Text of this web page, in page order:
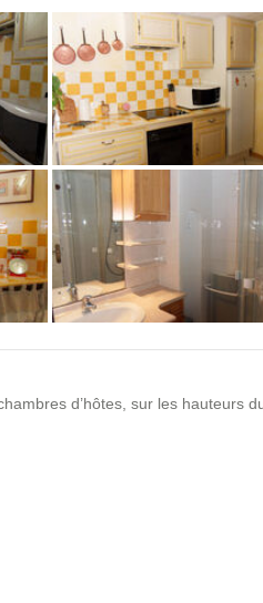
d’hôtes, sur les hauteurs